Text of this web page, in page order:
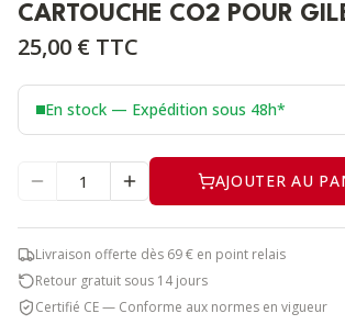
CARTOUCHE CO2 POUR
25,00 € TTC
En stock — Expédition sous 48h*
AJOUTER AU
Livraison offerte dès 69 € en point relais
Retour gratuit sous 14 jours
Certifié CE — Conforme aux normes en vigueur